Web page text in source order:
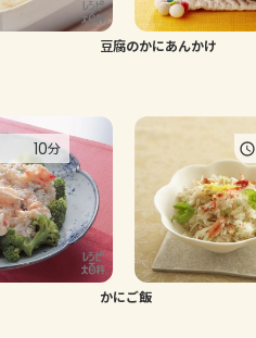
豆腐のかにあんかけ
10分
かにご飯